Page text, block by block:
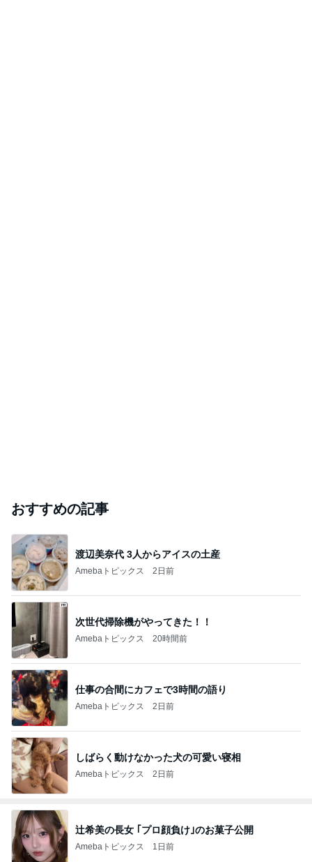
おすすめの記事
渡辺美奈代 3人からアイスの土産
Amebaトピックス 2日前
次世代掃除機がやってきた！！
Amebaトピックス 20時間前
仕事の合間にカフェで3時間の語り
Amebaトピックス 2日前
しばらく動けなかった犬の可愛い寝相
Amebaトピックス 2日前
辻希美の長女 ｢プロ顔負け｣のお菓子公開
Amebaトピックス 1日前